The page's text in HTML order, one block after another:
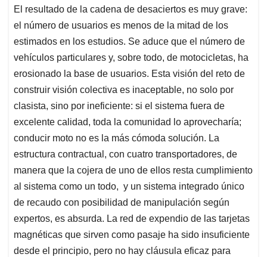
El resultado de la cadena de desaciertos es muy grave:
el número de usuarios es menos de la mitad de los
estimados en los estudios. Se aduce que el número de
vehículos particulares y, sobre todo, de motocicletas, ha
erosionado la base de usuarios. Esta visión del reto de
construir visión colectiva es inaceptable, no solo por
clasista, sino por ineficiente: si el sistema fuera de
excelente calidad, toda la comunidad lo aprovecharía;
conducir moto no es la más cómoda solución. La
estructura contractual, con cuatro transportadores, de
manera que la cojera de uno de ellos resta cumplimiento
al sistema como un todo, y un sistema integrado único
de recaudo con posibilidad de manipulación según
expertos, es absurda. La red de expendio de las tarjetas
magnéticas que sirven como pasaje ha sido insuficiente
desde el principio, pero no hay cláusula eficaz para